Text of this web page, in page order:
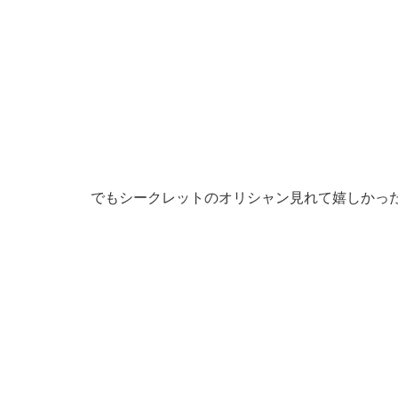
でもシークレットのオリシャン見れて嬉しかっ